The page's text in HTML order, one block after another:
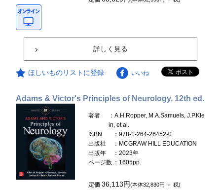
詳しく見る
ほしいものリストに登録 いいね
Adams & Victor's Principles of Neurology, 12th ed.
著者
：A.H.Ropper, M.A.Samuels, J.P.Kle
in, et al.
ISBN
：978-1-264-26452-0
出版社
：MCGRAW HILL EDUCATION
出版年
：2023年
ページ数 ：1605pp.
定価36,113円(本体32,830円 ＋ 税)